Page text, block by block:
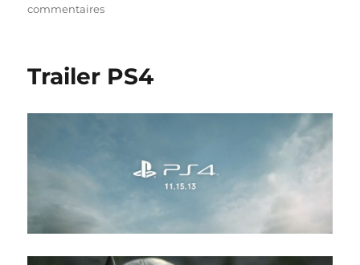
commentairessur
depuis
Trailer PS4